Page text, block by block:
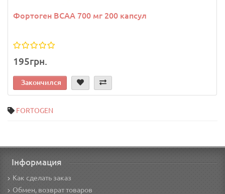
Фортоген BCAA 700 мг 200 капсул
195грн.
Закончился
FORTOGEN
Інформация
Как сделать заказ
Обмен, возврат товаров